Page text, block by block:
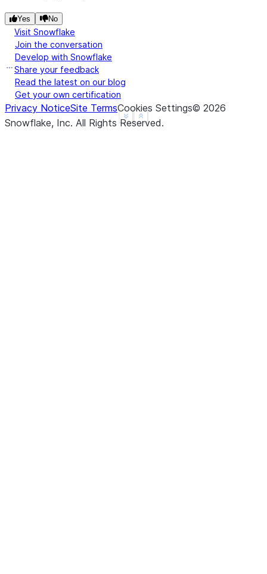
dtype: float64
>>> a.rfloordiv
a   -1.0
b   -2.0
c    0.0
d    NaN
f    NaN
dtype: float64
Show less
See more
Yes No
Visit Snowflake
Join the conversation
Develop with Snowflake
Share your feedback
Read the latest on our blog
Get your own certification
Privacy NoticeSite TermsCookies Settings© 2026
Snowflake, Inc. All Rights Reserved.